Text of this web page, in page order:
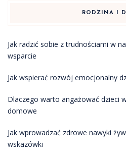
RODZINA I
Jak radzić sobie z trudnościami w
wsparcie
Jak wspierać rozwój emocjonalny
Dlaczego warto angażować dzieci
domowe
Jak wprowadzać zdrowe nawyki
wskazówki